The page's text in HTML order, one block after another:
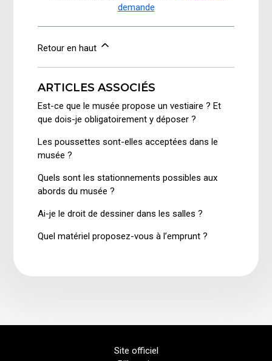
demande
Retour en haut
ARTICLES ASSOCIÉS
Est-ce que le musée propose un vestiaire ? Et
que dois-je obligatoirement y déposer ?
Les poussettes sont-elles acceptées dans le
musée ?
Quels sont les stationnements possibles aux
abords du musée ?
Ai-je le droit de dessiner dans les salles ?
Quel matériel proposez-vous à l’emprunt ?
Site officiel